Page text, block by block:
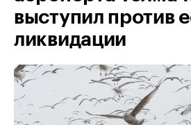
выступил против
ликвидации